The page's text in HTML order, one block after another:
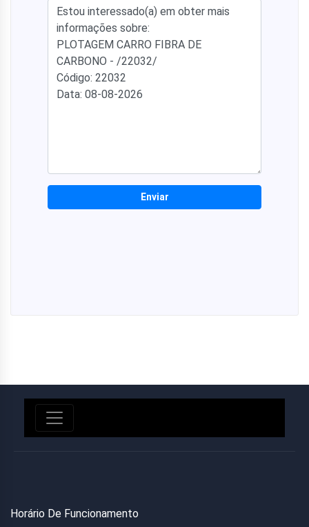
Enviar
Horário De Funcionamento